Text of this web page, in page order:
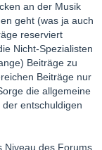
an der Musik
geht (was ja auch
reserviert
Nicht-Spezialisten
Beiträge zu
Beiträge nur
die allgemeine
entschuldigen
Niveau des Forums